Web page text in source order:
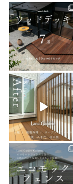
land_garden
7 0
land_garden
21 0
land_garden
15 0